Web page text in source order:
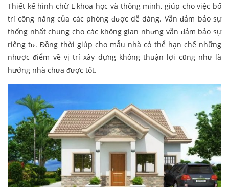
Thiết kế hình chữ L khoa học và thông minh, giúp cho việc bố
trí công năng của các phòng được dễ dàng. Vẫn đảm bảo sự
thống nhất chung cho các không gian nhưng vẫn đảm bảo sự
riêng tư. Đồng thời giúp cho mẫu nhà có thể hạn chế những
nhược điểm về vị trí xây dựng không thuận lợi cũng như là
hướng nhà chưa được tốt.